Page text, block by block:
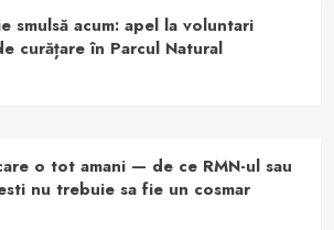
smulsă acum: apel la voluntari
curățare în Parcul Natural
o tot amani — de ce RMN-ul sau
nu trebuie sa fie un cosmar